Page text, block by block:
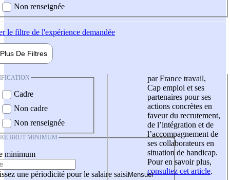
Non renseignée
le filtre de l'expérience demandée
Plus De Filtres
Cadre
Non cadre
Non renseignée
BRUT MINIMUM
minimum
une périodicité pour le salaire saisi
par France travail,
Cap emploi et ses
partenaires pour ses
actions concrètes en
faveur du recrutement,
de l’intégration et de
l’accompagnement de
ses collaborateurs en
situation de handicap.
Pour en savoir plus,
consultez cet article.